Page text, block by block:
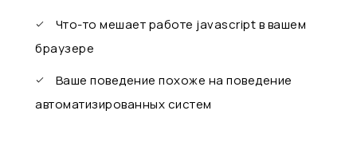
Что-то мешает работе javascript в вашем
браузере
Ваше поведение похоже на поведение
автоматизированных систем